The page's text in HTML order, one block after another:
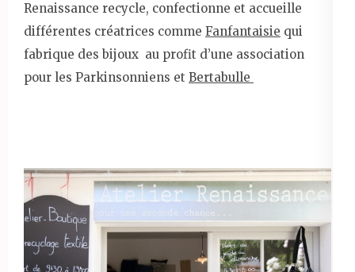
Renaissance recycle, confectionne et accueille
différentes créatrices comme Fanfantaisie qui
fabrique des bijoux au profit d’une association
pour les Parkinsonniens et Bertabulle